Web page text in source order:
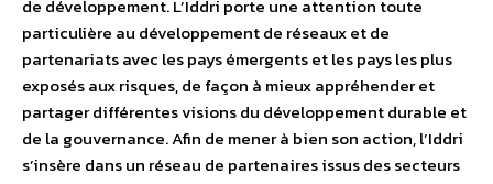
de développement. L’Iddri porte une attention toute
particulière au développement de réseaux et de
partenariats avec les pays émergents et les pays les plus
exposés aux risques, de façon à mieux appréhender et
partager différentes visions du développement durable et
de la gouvernance. Afin de mener à bien son action, l’Iddri
s’insère dans un réseau de partenaires issus des secteurs